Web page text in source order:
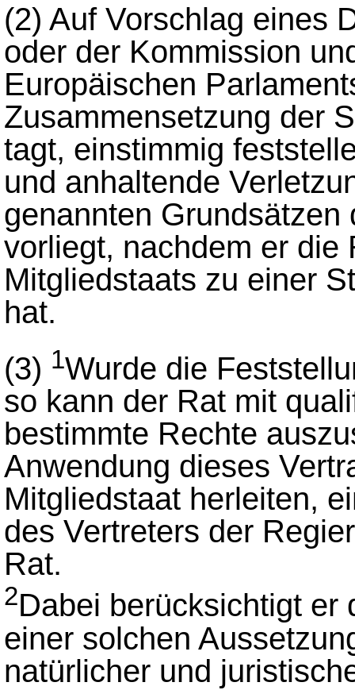
(2) Auf Vorschlag eines
oder der Kommission
Europäischen
Zusammensetzung der
tagt, einstimmig
und anhaltende
genannten
vorliegt, nachdem er die
Mitgliedstaats zu einer
hat.
(3) 1Wurde die
so kann der Rat mit
bestimmte Rechte
Anwendung dieses
Mitgliedstaat herleiten,
des Vertreters der
Rat.
2Dabei berücksichtigt er
einer solchen
natürlicher und